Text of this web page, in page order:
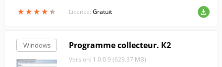
★★★★★
★★★★★
mismat" comme un chat électronique...
Licence: Gratuit
Windows Programme collecteur. К2
Version: 1.0.0.9 (629.37 MB)